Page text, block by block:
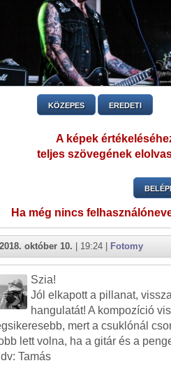
KÖZEPES EREDETI
A képek
teljes szövegének
Ha még nincs
2018. október 10. | 19:24 | Fotomy
Szia!
Jól elkapott a pillanat,
hangulatát! A kompozíció
mert a csuklónál
lett volna, ha a gitár és a
Tamás